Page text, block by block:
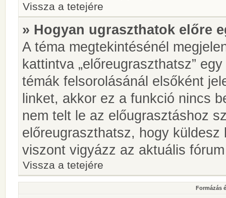
Vissza a tetejére
» Hogyan ugraszthatok előre
A téma megtekintésénél
kattintva „előreugraszthatsz”
témák felsorolásánál elsőként
linket, akkor ez a funkció nincs
nem telt le az előugrasztáshoz
előreugraszthatsz, hogy
viszont vigyázz az aktuális
Vissza a tetejére
Formázás